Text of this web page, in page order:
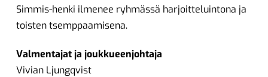
Simmis-henki ilmenee ryhmässä harjoitteluintona ja
toisten tsemppaamisena.
Valmentajat ja joukkueenjohtaja
Vivian Ljungqvist